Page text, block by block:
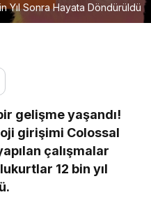
Yıl Sonra Hayata Döndürüldü
gelişme yaşandı!
girişimi Colossal
çalışmalar
12 bin yıl